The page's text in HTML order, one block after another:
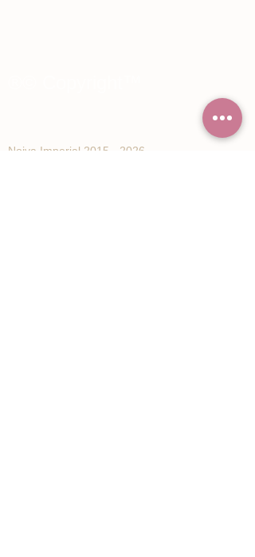
Noiva Imperial 2015 - 2026